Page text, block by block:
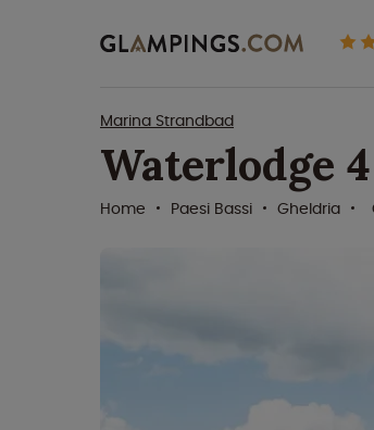
Marina Strandbad
Waterlodge
Home
Paesi Bassi Gheldria